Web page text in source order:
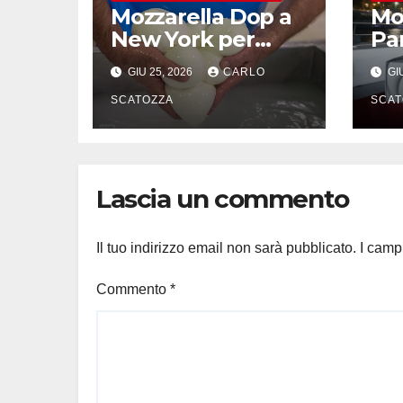
Mozzarella Dop a
New York per
mostrare come
nasce l’oro bianco
del sud
GIU 25, 2026 CARLO
SCATOZZA
Lascia un commento
Il tuo indirizzo email non sarà pubblicato. I
Commento *